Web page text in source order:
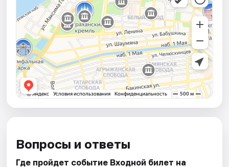
Вопросы и ответы
Где пройдет событие Входной билет на